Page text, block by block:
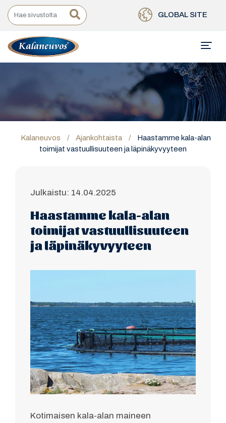
GLOBAL SITE
Kalaneuvos / Ajankohtaista /
Haastamme kala-alan
toimijat vastuullisuuteen ja läpinäkyvyyteen
Julkaistu: 14.04.2025
Haastamme kala-alan
toimijat vastuullisuuteen
ja läpinäkyvyyteen
Kotimaisen kala-alan maineen